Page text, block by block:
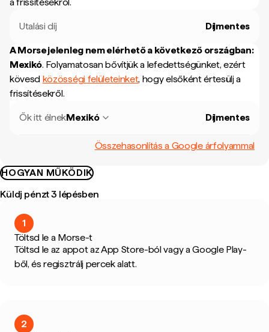
Utalási díj Díjmentes
A Morse jelenleg nem elérhető a következő országban:
Mexikó. Folyamatosan bővítjük a lefedettségünket, ezért
kövesd közösségi felületeinket, hogy elsőként értesülj a
frissítésekről.
Ők itt élnekMexikó Díjmentes
Összehasonlítás a Google árfolyammal
HOGYAN MŰKÖDIK
Küldj pénzt 3 lépésben
1
Töltsd le a Morse-t
Töltsd le az appot az App Store-ból vagy a Google Play-
ből, és regisztrálj percek alatt.
2